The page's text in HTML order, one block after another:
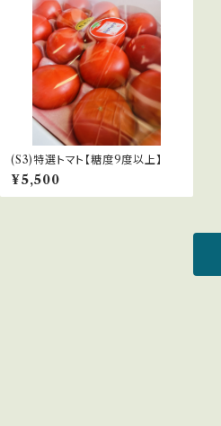
(S3)特選トマト【糖度9度以上】
¥5,500